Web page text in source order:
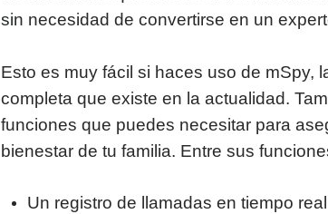
sin necesidad de convertirse en un
Esto es muy fácil si haces uso de mSpy,
completa que existe en la actualidad.
funciones que puedes necesitar para
bienestar de tu familia. Entre sus
Un registro de llamadas en tiempo real